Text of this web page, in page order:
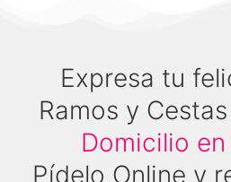
Expresa tu
Ramos y
Domicilio
Pídelo Online y